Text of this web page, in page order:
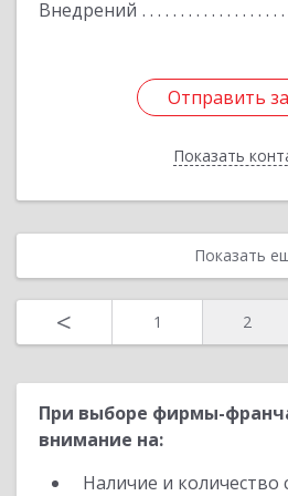
Внедрений
Отправить
Показать
Отправить
Назад
Показать
< 1 2
При выборе фирмы-
внимание на:
Наличие и количество